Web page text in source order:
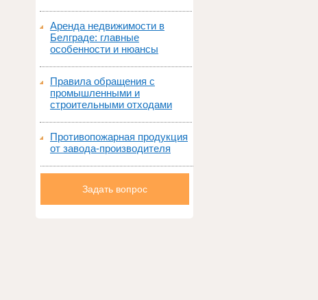
Аренда недвижимости в
Белграде: главные
особенности и нюансы
Правила обращения с
промышленными и
строительными отходами
Противопожарная продукция
от завода-производителя
Задать вопрос